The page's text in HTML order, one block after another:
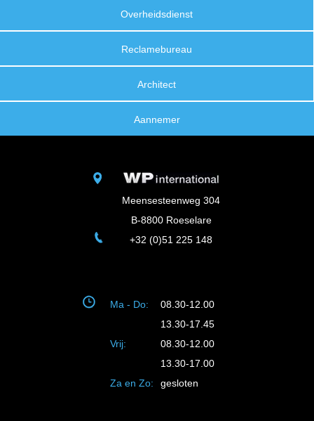
Overheidsdienst
Reclamebureau
Architect
Aannemer
Meensesteenweg 304
B-8800 Roeselare
+32 (0)51 225 148
Ma - Do:
08.30-12.00
13.30-17.45
Vrij:
08.30-12.00
13.30-17.00
Za en Zo:
gesloten